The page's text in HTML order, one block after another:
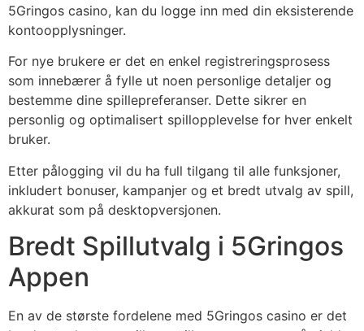
5Gringos casino, kan du logge inn med din eksisterende
kontoopplysninger.
For nye brukere er det en enkel registreringsprosess
som innebærer å fylle ut noen personlige detaljer og
bestemme dine spillepreferanser. Dette sikrer en
personlig og optimalisert spillopplevelse for hver enkelt
bruker.
Etter pålogging vil du ha full tilgang til alle funksjoner,
inkludert bonuser, kampanjer og et bredt utvalg av spill,
akkurat som på desktopversjonen.
Bredt Spillutvalg i 5Gringos
Appen
En av de største fordelene med 5Gringos casino er det